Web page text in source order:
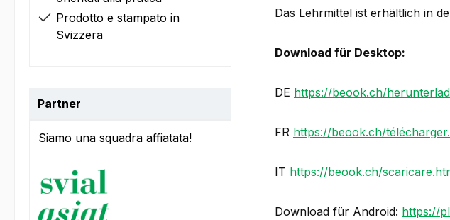
Prodotto e stampato in
Svizzera
Partner
Siamo una squadra affiatata!
Das Lehrmittel ist erhältlich in
Download für Desktop:
DE https://beook.ch/
FR https://beook.ch/
IT https://beook.ch/
Download für Android: https://